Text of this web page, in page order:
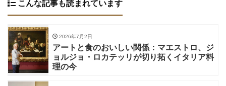
こんな記事も読まれています
2026年7月2日
アートと食のおいしい関係：マエストロ、ジ
ョルジョ・ロカテッリが切り拓くイタリア料
理の今